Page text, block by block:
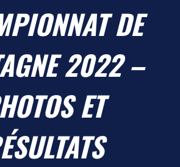
DE
2022 –
ET